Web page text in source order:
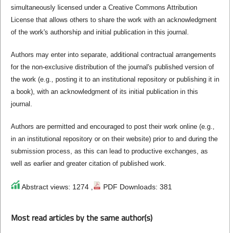
simultaneously licensed under a Creative Commons Attribution
License that allows others to share the work with an acknowledgment
of the work's authorship and initial publication in this journal.
Authors may enter into separate, additional contractual arrangements
for the non-exclusive distribution of the journal's published version of
the work (e.g., posting it to an institutional repository or publishing it in
a book), with an acknowledgment of its initial publication in this
journal.
Authors are permitted and encouraged to post their work online (e.g.,
in an institutional repository or on their website) prior to and during the
submission process, as this can lead to productive exchanges, as
well as earlier and greater citation of published work.
Abstract views: 1274 , PDF Downloads: 381
Most read articles by the same author(s)